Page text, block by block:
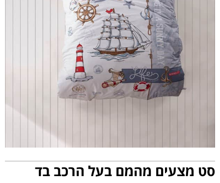
סט מצעים מהמם בעל הרכב בד